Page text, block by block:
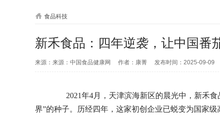
食品科技
新禾食品：四年逆袭，让中国番
来源：来源：中国食品健康网 作者：康菁 发布时间：2025-09-09
2021年4月，天津滨海新区的晨光中，新禾食
界”的种子。历经四年，这家初创企业已蜕变为国家